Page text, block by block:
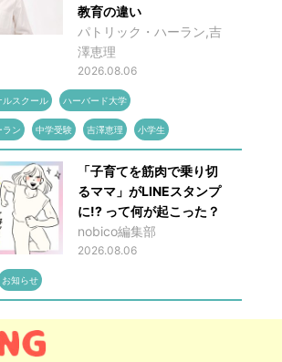
教育の違い
パトリック・ハーラン,吉
澤恵理
2026.08.06
ルスクール ハーバード大学
ラン 中学受験 吉澤恵理 小学生
「子育てを筋肉で乗り切
るママ」がLINEスタンプ
に!? って何が起こった？
nobico編集部
2026.08.06
お知らせ